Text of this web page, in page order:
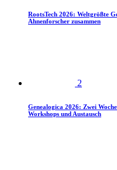
RootsTech 2026: Weltgrößte
Ahnenforscher zusammen
2
Genealogica 2026: Zwei
Workshops und Austausch